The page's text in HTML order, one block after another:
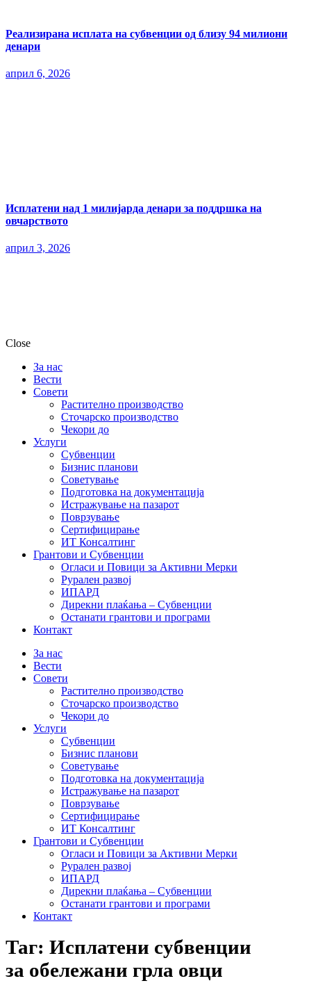
Реализирана исплата на субвенции од близу 94 милиони
денари
април 6, 2026
Исплатени над 1 милијарда денари за поддршка на
овчарството
април 3, 2026
Close
За нас
Вести
Совети
Растително производство
Сточарско производство
Чекори до
Услуги
Субвенции
Бизнис планови
Советување
Подготовка на документација
Истражување на пазарот
Поврзување
Сертифицирање
ИТ Консалтинг
Грантови и Субвенции
Огласи и Повици за Активни Мерки
Рурален развој
ИПАРД
Дирекни плаќања – Субвенции
Останати грантови и програми
Контакт
За нас
Вести
Совети
Растително производство
Сточарско производство
Чекори до
Услуги
Субвенции
Бизнис планови
Советување
Подготовка на документација
Истражување на пазарот
Поврзување
Сертифицирање
ИТ Консалтинг
Грантови и Субвенции
Огласи и Повици за Активни Мерки
Рурален развој
ИПАРД
Дирекни плаќања – Субвенции
Останати грантови и програми
Контакт
Таг: Исплатени субвенции
за обележани грла овци